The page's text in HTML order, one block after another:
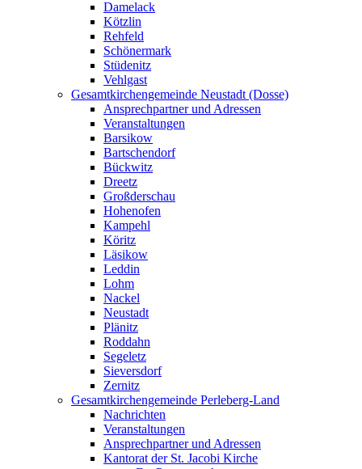
Damelack
Kötzlin
Rehfeld
Schönermark
Stüdenitz
Vehlgast
Gesamtkirchengemeinde Neustadt (Dosse)
Ansprechpartner und Adressen
Veranstaltungen
Barsikow
Bartschendorf
Bückwitz
Dreetz
Großderschau
Hohenofen
Kampehl
Köritz
Läsikow
Leddin
Lohm
Nackel
Neustadt
Plänitz
Roddahn
Segeletz
Sieversdorf
Zernitz
Gesamtkirchengemeinde Perleberg-Land
Nachrichten
Veranstaltungen
Ansprechpartner und Adressen
Kantorat der St. Jacobi Kirche